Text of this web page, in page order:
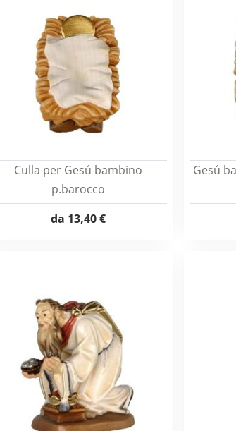
Culla per Gesú bambino
p.barocco
da 13,40 €
Gesú